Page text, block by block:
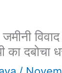
का दबोचा